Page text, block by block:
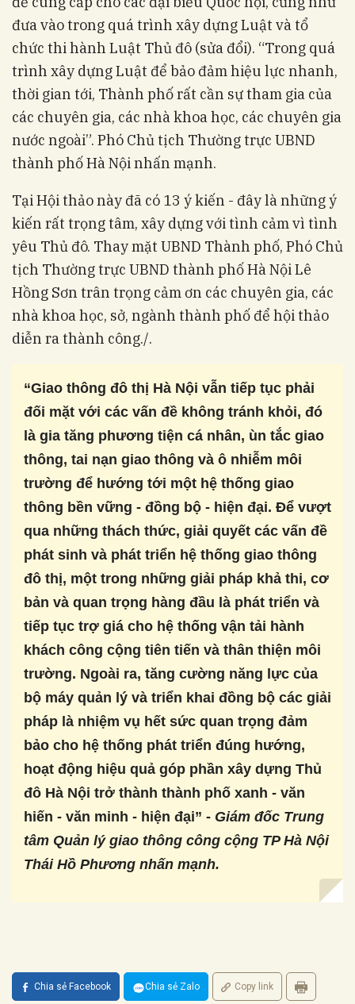
đưa vào trong quá trình xây dựng Luật và tổ
chức thi hành Luật Thủ đô (sửa đổi). “Trong quá
trình xây dựng Luật để bảo đảm hiệu lực nhanh,
thời gian tới, Thành phố rất cần sự tham gia của
các chuyên gia, các nhà khoa học, các chuyên gia
nước ngoài”. Phó Chủ tịch Thường trực UBND
thành phố Hà Nội nhấn mạnh.
Tại Hội thảo này đã có 13 ý kiến - đây là những ý
kiến rất trọng tâm, xây dựng với tình cảm vì tình
yêu Thủ đô. Thay mặt UBND Thành phố, Phó Chủ
tịch Thường trực UBND thành phố Hà Nội Lê
Hồng Sơn trân trọng cảm ơn các chuyên gia, các
nhà khoa học, sở, ngành thành phố để hội thảo
diễn ra thành công./.
“Giao thông đô thị Hà Nội vẫn tiếp tục phải
đối mặt với các vấn đề không tránh khỏi, đó
là gia tăng phương tiện cá nhân, ùn tắc giao
thông, tai nạn giao thông và ô nhiễm môi
trường để hướng tới một hệ thống giao
thông bền vững - đồng bộ - hiện đại. Để vượt
qua những thách thức, giải quyết các vấn đề
phát sinh và phát triển hệ thống giao thông
đô thị, một trong những giải pháp khả thi, cơ
bản và quan trọng hàng đầu là phát triển và
tiếp tục trợ giá cho hệ thống vận tải hành
khách công cộng tiên tiến và thân thiện môi
trường. Ngoài ra, tăng cường năng lực của
bộ máy quản lý và triển khai đồng bộ các giải
pháp là nhiệm vụ hết sức quan trọng đảm
bảo cho hệ thống phát triển đúng hướng,
hoạt động hiệu quả góp phần xây dựng Thủ
đô Hà Nội trở thành thành phố xanh - văn
hiến - văn minh - hiện đại” - Giám đốc Trung
tâm Quản lý giao thông công cộng TP Hà Nội
Thái Hồ Phương nhấn mạnh.
Chia sẻ Facebook Chia sẻ Zalo Copy link